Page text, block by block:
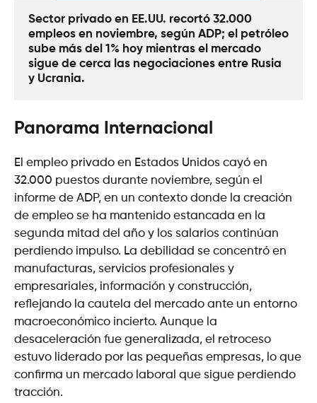
Sector privado en EE.UU. recortó 32.000
empleos en noviembre, según ADP; el petróleo
sube más del 1% hoy mientras el mercado
sigue de cerca las negociaciones entre Rusia
y Ucrania.
Panorama Internacional
El empleo privado en Estados Unidos cayó en
32.000 puestos durante noviembre, según el
informe de ADP, en un contexto donde la creación
de empleo se ha mantenido estancada en la
segunda mitad del año y los salarios continúan
perdiendo impulso. La debilidad se concentró en
manufacturas, servicios profesionales y
empresariales, información y construcción,
reflejando la cautela del mercado ante un entorno
macroeconómico incierto. Aunque la
desaceleración fue generalizada, el retroceso
estuvo liderado por las pequeñas empresas, lo que
confirma un mercado laboral que sigue perdiendo
tracción.